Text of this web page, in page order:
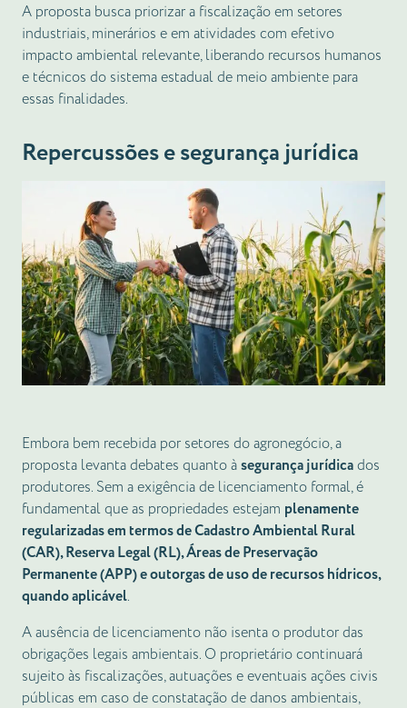
A proposta busca priorizar a fiscalização em setores
industriais, minerários e em atividades com efetivo
impacto ambiental relevante, liberando recursos humanos
e técnicos do sistema estadual de meio ambiente para
essas finalidades.
Repercussões e segurança jurídica
Embora bem recebida por setores do agronegócio, a
proposta levanta debates quanto àsegurança jurídicados
produtores. Sem a exigência de licenciamento formal, é
fundamental que as propriedades estejam plenamente
regularizadas em termos de Cadastro Ambiental Rural
(CAR), Reserva Legal (RL), Áreas de Preservação
Permanente (APP) e outorgas de uso de recursos hídricos,
quando aplicável.
A ausência de licenciamento não isenta o produtor das
obrigações legais ambientais. O proprietário continuará
sujeito às fiscalizações, autuações e eventuais ações civis
públicas em caso de constatação de danos ambientais,